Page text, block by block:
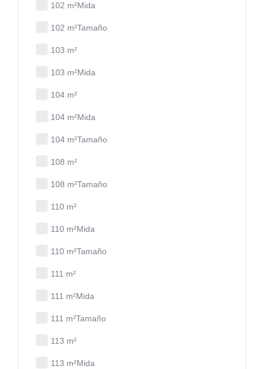
102 m²Mida
102 m²Tamaño
103 m²
103 m²Mida
104 m²
104 m²Mida
104 m²Tamaño
108 m²
108 m²Tamaño
110 m²
110 m²Mida
110 m²Tamaño
111 m²
111 m²Mida
111 m²Tamaño
113 m²
113 m²Mida